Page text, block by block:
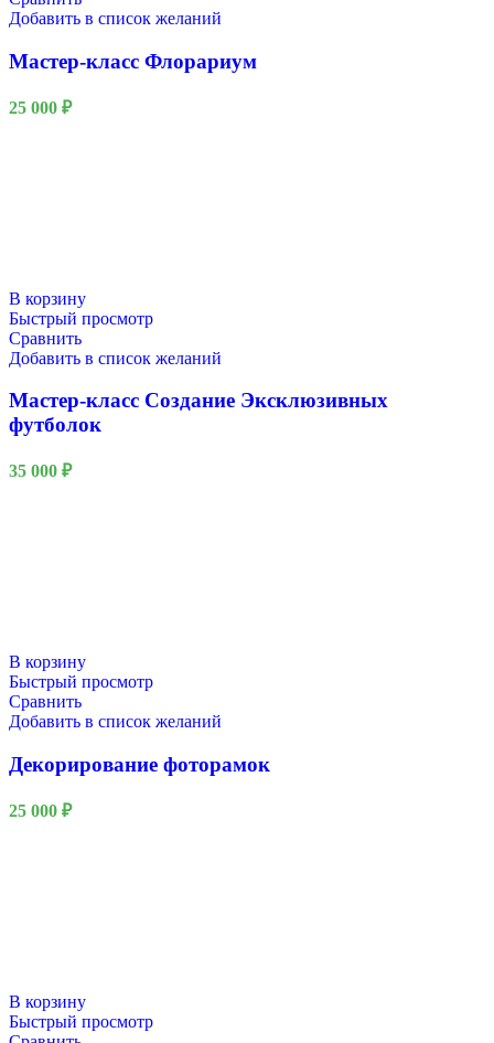
Добавить в список желаний
Мастер-класс Флорариум
25 000 ₽
В корзину
Быстрый просмотр
Сравнить
Добавить в список желаний
Мастер-класс Создание Эксклюзивных
футболок
35 000 ₽
В корзину
Быстрый просмотр
Сравнить
Добавить в список желаний
Декорирование фоторамок
25 000 ₽
В корзину
Быстрый просмотр